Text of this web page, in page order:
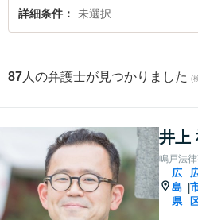
くの弁護士を検索したい』『初回相談無料
詳細条件 未選択
87 人の弁護士が見つかりました (
井上
鳴戸法
広
島
県
|